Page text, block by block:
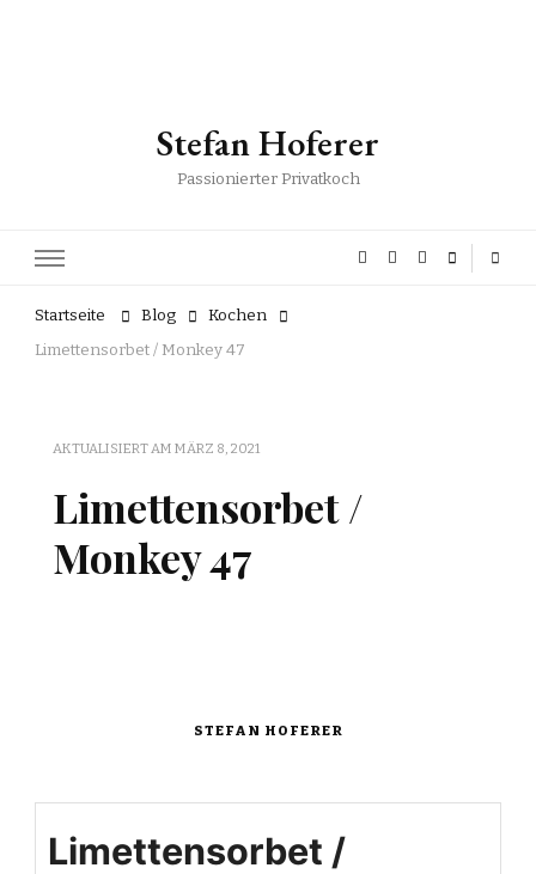
Stefan Hoferer
Passionierter Privatkoch
Startseite Blog
Kochen
Limettensorbet / Monkey 47
AKTUALISIERT AM MÄRZ 8, 2021
Limettensorbet /
Monkey 47
STEFAN HOFERER
Limettensorbet /